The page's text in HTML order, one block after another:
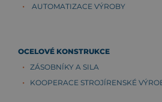
AUTOMATIZACE VÝROBY
OCELOVÉ KONSTRUKCE
ZÁSOBNÍKY A SILA
KOOPERACE STROJÍRENSKÉ